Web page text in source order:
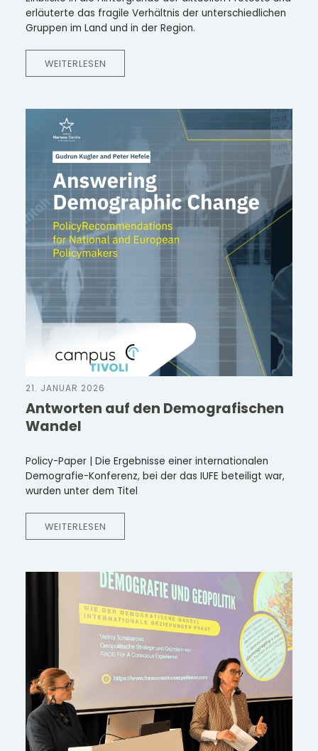
erläuterte das fragile Verhältnis der unterschiedlichen
Gruppen im Land und in der Region.
WEITERLESEN
21. JANUAR 2026
Antworten auf den Demografischen
Wandel
Policy-Paper | Die Ergebnisse einer internationalen
Demografie-Konferenz, bei der das IUFE beteiligt war,
wurden unter dem Titel
WEITERLESEN